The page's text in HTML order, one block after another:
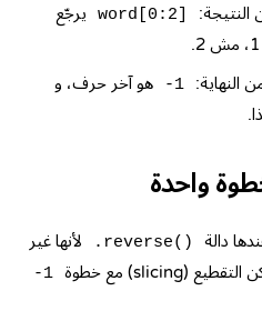
word[0:2]
يرجّع
النهاية:
-1 هو آخر حرف، و
واحدة
دالة .reverse()
لأنها غير
-1